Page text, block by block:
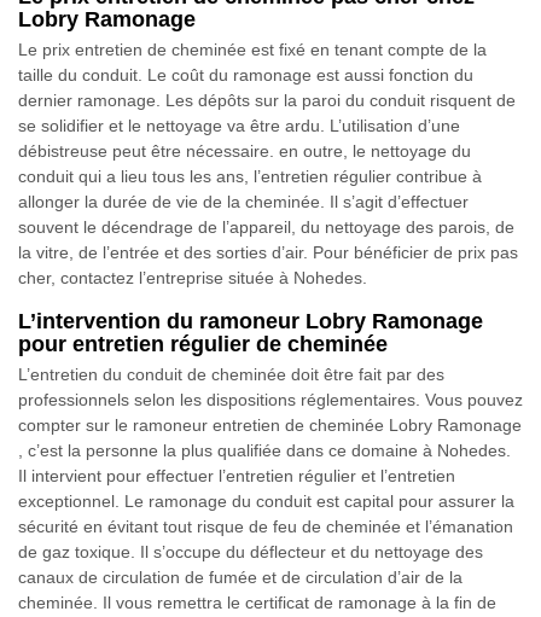
Lobry Ramonage
Le prix entretien de cheminée est fixé en tenant compte de la
taille du conduit. Le coût du ramonage est aussi fonction du
dernier ramonage. Les dépôts sur la paroi du conduit risquent de
se solidifier et le nettoyage va être ardu. L’utilisation d’une
débistreuse peut être nécessaire. en outre, le nettoyage du
conduit qui a lieu tous les ans, l’entretien régulier contribue à
allonger la durée de vie de la cheminée. Il s’agit d’effectuer
souvent le décendrage de l’appareil, du nettoyage des parois, de
la vitre, de l’entrée et des sorties d’air. Pour bénéficier de prix pas
cher, contactez l’entreprise située à Nohedes.
L’intervention du ramoneur Lobry Ramonage
pour entretien régulier de cheminée
L’entretien du conduit de cheminée doit être fait par des
professionnels selon les dispositions réglementaires. Vous pouvez
compter sur le ramoneur entretien de cheminée Lobry Ramonage
, c’est la personne la plus qualifiée dans ce domaine à Nohedes.
Il intervient pour effectuer l’entretien régulier et l’entretien
exceptionnel. Le ramonage du conduit est capital pour assurer la
sécurité en évitant tout risque de feu de cheminée et l’émanation
de gaz toxique. Il s’occupe du déflecteur et du nettoyage des
canaux de circulation de fumée et de circulation d’air de la
cheminée. Il vous remettra le certificat de ramonage à la fin de